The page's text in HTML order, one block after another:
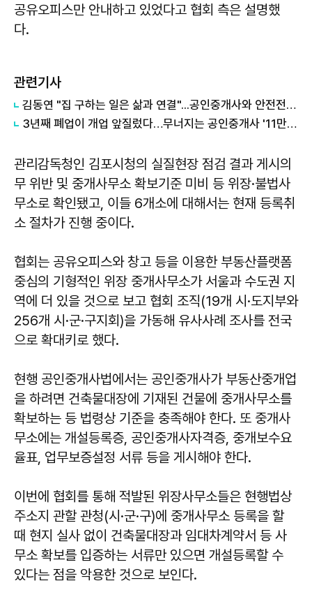
공유오피스만 안내하고 있었다고 협회 측은 설명했
다.
관련기사
김동연 "집 구하는 일은 삶과 연결"...공인중개사와 안전전세 논의
3년째 폐업이 개업 앞질렀다…무너지는 공인중개사 '11만명 시대'
관리감독청인 김포시청의 실질현장 점검 결과 게시의
무 위반 및 중개사무소 확보기준 미비 등 위장·불법사
무소로 확인됐고, 이들 6개소에 대해서는 현재 등록취
소 절차가 진행 중이다.
협회는 공유오피스와 창고 등을 이용한 부동산플랫폼
중심의 기형적인 위장 중개사무소가 서울과 수도권 지
역에 더 있을 것으로 보고 협회 조직(19개 시·도지부와
256개 시·군·구지회)을 가동해 유사사례 조사를 전국
으로 확대키로 했다.
현행 공인중개사법에서는 공인중개사가 부동산중개업
을 하려면 건축물대장에 기재된 건물에 중개사무소를
확보하는 등 법령상 기준을 충족해야 한다. 또 중개사
무소에는 개설등록증, 공인중개사자격증, 중개보수요
율표, 업무보증설정 서류 등을 게시해야 한다.
이번에 협회를 통해 적발된 위장사무소들은 현행법상
주소지 관할 관청(시·군·구)에 중개사무소 등록을 할
때 현지 실사 없이 건축물대장과 임대차계약서 등 사
무소 확보를 입증하는 서류만 있으면 개설등록할 수
있다는 점을 악용한 것으로 보인다.